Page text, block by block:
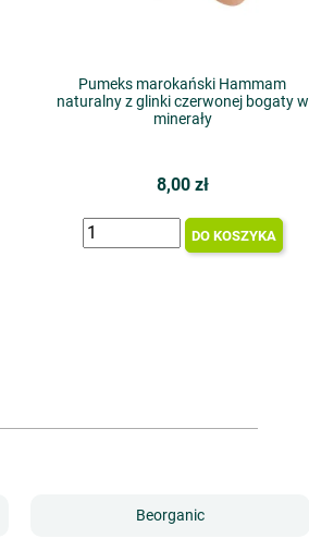
Pumeks marokański Hammam
naturalny z glinki czerwonej bogaty w
minerały
8,00 zł
DO KOSZYKA
Beorganic